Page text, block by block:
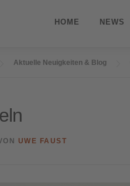
HOME NEWS
Aktuelle Neuigkeiten & Blog
UWE FAUST